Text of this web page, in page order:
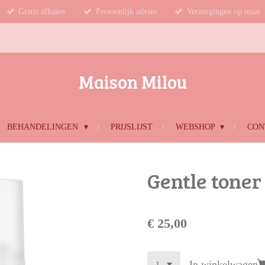
Gratis afhalen Persoonlijk advies Verzorgingen op maat
Maison Milou
BEHANDELINGEN PRIJSLIJST WEBSHOP
Gentle toner
€ 25,00